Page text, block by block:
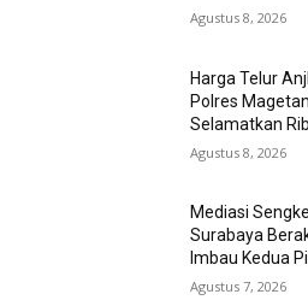
Agustus 8, 2026
Harga Telur
Polres
Selamatkan
Agustus 8, 2026
Mediasi
Surabaya
Imbau Kedua
Agustus 7, 2026